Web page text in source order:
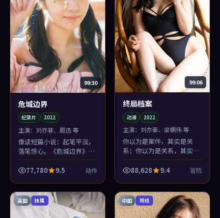
99:30
危城边界
纪录片 2022
主演： 刘亦菲、周迅 等
像读短篇小说：起笔平淡，
落笔惊心。《危城边界》的
纪录片结构不炫技，但刘亦
菲最后一句台词会把人钉在
77,780 9.5 动作
99:06
终局档案
动漫 2022
主演：刘亦菲、梁朝伟 等
你以为是案件，其实是关
系；你以为是关系，其实是
时代。《终局档案》层层剥
洋葱，徐克剥到最后，辣的
88,628 9.4 冒险
英国 独播 中国 院线